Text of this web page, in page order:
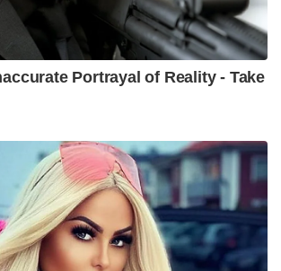
Portrayal of Reality - Take